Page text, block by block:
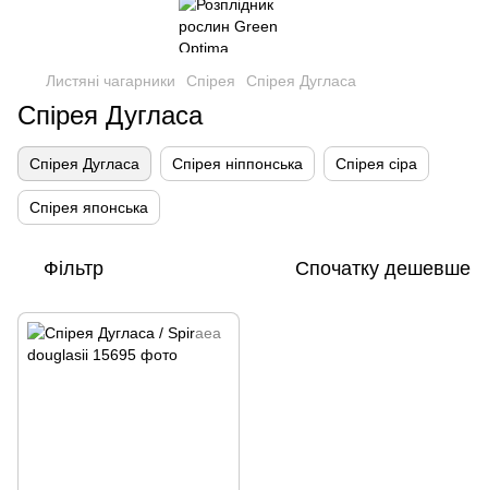
Листяні чагарники Спірея Спірея Дугласа
Спірея Дугласа
Спірея Дугласа Спірея ніппонська Спірея сіра
Спірея японська
Фільтр Спочатку дешевше